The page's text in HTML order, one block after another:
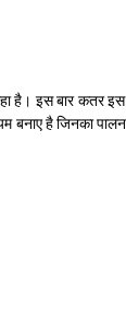
Thought Of The
है। इस बार कतर
बनाए है जिनका